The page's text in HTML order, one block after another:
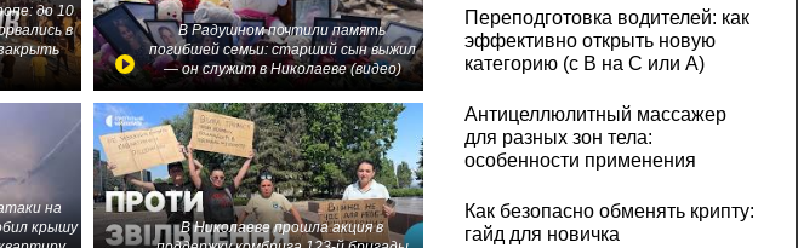
до 10
в
В Радушном почтили память
погибшей семьи: старший сын выжил
— он служит в Николаеве (видео)
на
крышу
В Николаеве прошла акция в
Переподготовка водителей: как
эффективно открыть новую
категорию (с B на C или А)
Антицеллюлитный массажер
для разных зон тела:
особенности применения
Как безопасно обменять крипту:
гайд для новичка